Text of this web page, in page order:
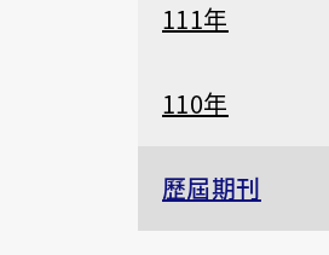
111年
110年
歷屆期刊